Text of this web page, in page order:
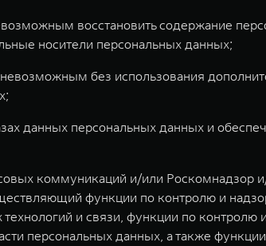
восстановить содержание
носители персональных данных;
без использования
данных персональных данных и
коммуникаций и/или Роскомнадзор
функции по контролю и
и связи, функции по контролю
персональных данных, а также